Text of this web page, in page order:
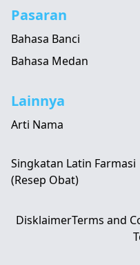
Pasaran
Bahasa Banci
Bahasa Medan
Lainnya
Arti Nama
Singkatan Latin Farmasi
(Resep Obat)
DisklaimerTerms and